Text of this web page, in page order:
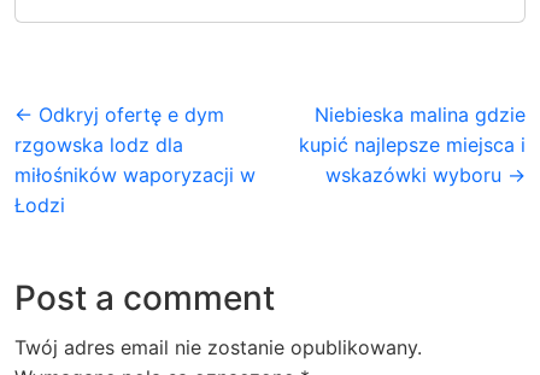
← Odkryj ofertę e dym
rzgowska lodz dla
miłośników waporyzacji w
Łodzi
Niebieska malina gdzie
kupić najlepsze miejsca i
wskazówki wyboru →
Post a comment
Twój adres email nie zostanie opublikowany.